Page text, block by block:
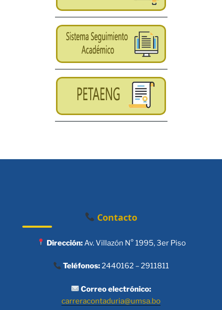
Contacto
Dirección:Av. Villazón N° 1995, 3er Piso
Teléfonos:2440162 – 2911811
Correo electrónico:
carreracontaduria@umsa.bo